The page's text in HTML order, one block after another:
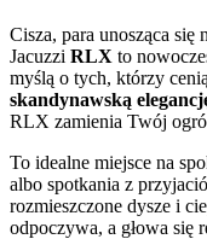
Cisza, para unosząca
Jacuzzi RLX to
myślą o tych, którzy cenią
skandynawską
RLX zamienia Twój
To idealne miejsce na
albo spotkania z
rozmieszczone dysze i
odpoczywa, a głowa się